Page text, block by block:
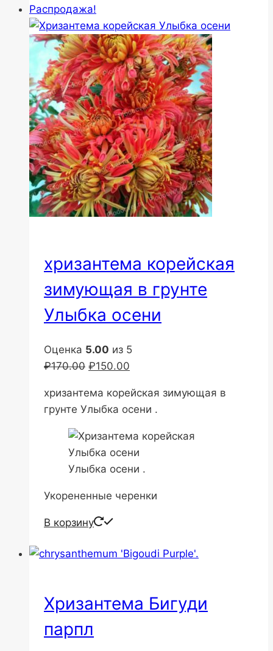
Распродажа!
хризантема корейская
зимующая в грунте
Улыбка осени
Оценка 5.00 из 5
₽170.00 Первоначальная
составляла
₽170.00.
₽150.00
₽150.00.
хризантема корейская зимующая в
грунте Улыбка осени .
Улыбка осени .
Укорененные черенки
В корзину
Хризантема Бигуди
парпл